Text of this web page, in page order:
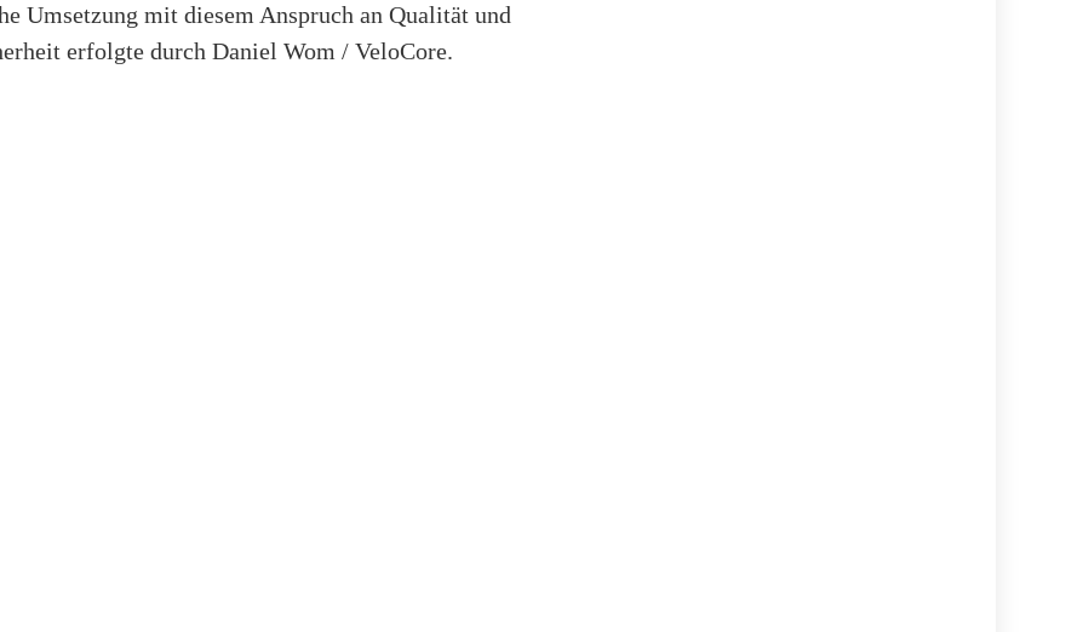
Umsetzung mit diesem Anspruch an Qualität und
erfolgte durch Daniel Wom / VeloCore.